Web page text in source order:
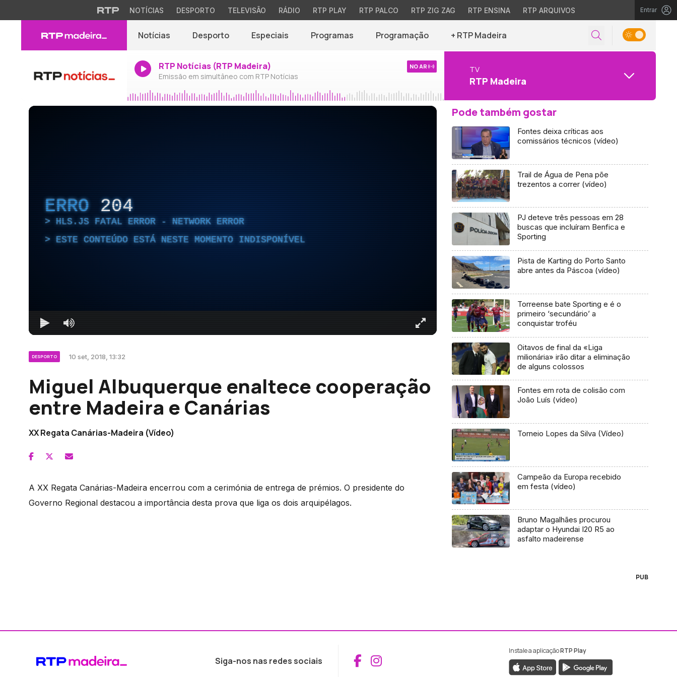
NOTÍCIAS DESPORTO TELEVISÃO RÁDIO RTP PLAY RTP PALCO RTP ZIG ZAG RTP ENSINA RTP ARQUIVOS Entrar
Notícias Desporto Especiais Programas Programação + RTP Madeira
RTP Notícias (RTP Madeira)
Emissão em simultâneo com RTP Notícias
NO AR TV
RTP Madeira
ERRO 204
HLS.JS FATAL ERROR - NETWORK ERROR
ESTE CONTEÚDO ESTÁ NESTE MOMENTO INDISPONÍVEL
DESPORTO 10 set, 2018, 13:32
Miguel Albuquerque enaltece cooperação
entre Madeira e Canárias
XX Regata Canárias-Madeira (Vídeo)
A XX Regata Canárias-Madeira encerrou com a cerimónia de entrega de prémios. O presidente do
Governo Regional destacou a importância desta prova que liga os dois arquipélagos.
Pode também gostar
Fontes deixa críticas aos
comissários técnicos (vídeo)
Trail de Água de Pena põe
trezentos a correr (vídeo)
PJ deteve três pessoas em 28
buscas que incluíram Benfica e
Sporting
Pista de Karting do Porto Santo
abre antes da Páscoa (vídeo)
Torreense bate Sporting e é o
primeiro ‘secundário’ a
conquistar troféu
Oitavos de final da «Liga
milionária» irão ditar a eliminação
de alguns colossos
Fontes em rota de colisão com
João Luís (vídeo)
Torneio Lopes da Silva (Vídeo)
Campeão da Europa recebido
em festa (vídeo)
Bruno Magalhães procurou
adaptar o Hyundai I20 R5 ao
asfalto madeirense
PUB
Siga-nos nas redes sociais Aceder ao Facebook da RTP Madeira
Aceder ao Instagram da RTP Madeira
Instale a aplicaçãoRTP Play